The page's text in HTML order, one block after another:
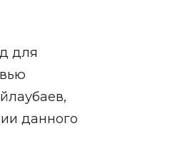
для
данного